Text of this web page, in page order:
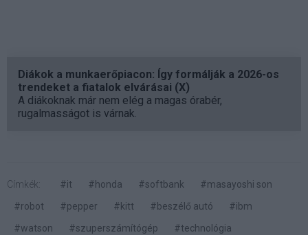
Diákok a munkaerőpiacon: Így formálják a 2026-os
trendeket a fiatalok elvárásai (X)
A diákoknak már nem elég a magas órabér,
rugalmasságot is várnak.
Címkék: #it #honda #softbank
#masayoshi son
#robot
#pepper #kitt #beszélő autó
#ibm
#watson
#szuperszámítógép #technológia